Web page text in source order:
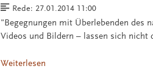
Rede: 27.01.2014 11:00
"Begegnungen mit Überlebenden des
Videos und Bildern – lassen sich nicht
Weiterlesen